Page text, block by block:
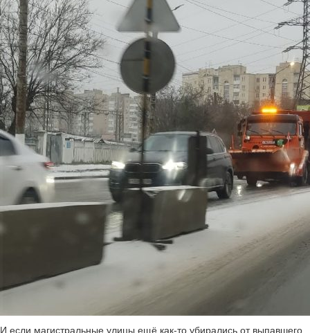
И если магистральные улицы ещё как-то убирались от выпавшего